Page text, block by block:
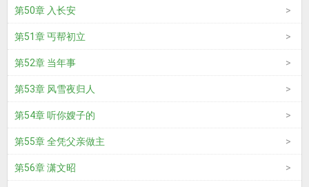
第50章 入长安
第51章 丐帮初立
第52章 当年事
第53章 风雪夜归人
第54章 听你嫂子的
第55章 全凭父亲做主
第56章 潇文昭